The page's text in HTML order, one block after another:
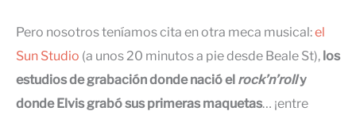
Pero nosotros teníamos cita en otra meca musical:el
Sun Studio (a unos 20 minutos a pie desde Beale St), los
estudios de grabación donde nació el rock’n’rolly
donde Elvis grabó sus primeras maquetas… ¡entre